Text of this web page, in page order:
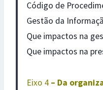
Código de
Gestão da
Que impactos na
Que impactos na
Eixo 4– Da